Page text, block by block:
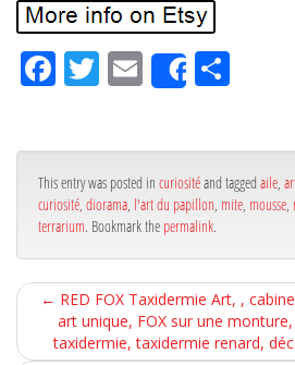
Fa
ce
ok
Tw
itt
Em
ail
Share
r
This entry was posted in curiositéand tagged aile
curiosité diorama l'art du papillon mite mousse
terrarium. Bookmark the permalink.
← RED FOX Taxidermie Art, ,
art unique, FOX sur une
taxidermie, taxidermie renard,